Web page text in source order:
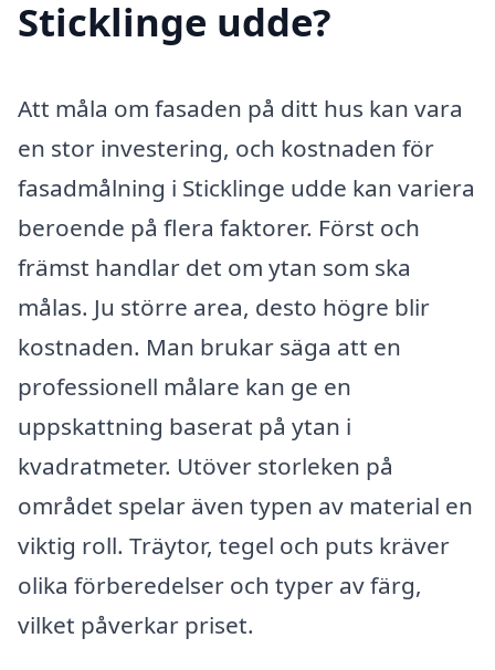
Sticklinge udde?
Att måla om fasaden på ditt hus kan vara
en stor investering, och kostnaden för
fasadmålning i Sticklinge udde kan variera
beroende på flera faktorer. Först och
främst handlar det om ytan som ska
målas. Ju större area, desto högre blir
kostnaden. Man brukar säga att en
professionell målare kan ge en
uppskattning baserat på ytan i
kvadratmeter. Utöver storleken på
området spelar även typen av material en
viktig roll. Träytor, tegel och puts kräver
olika förberedelser och typer av färg,
vilket påverkar priset.